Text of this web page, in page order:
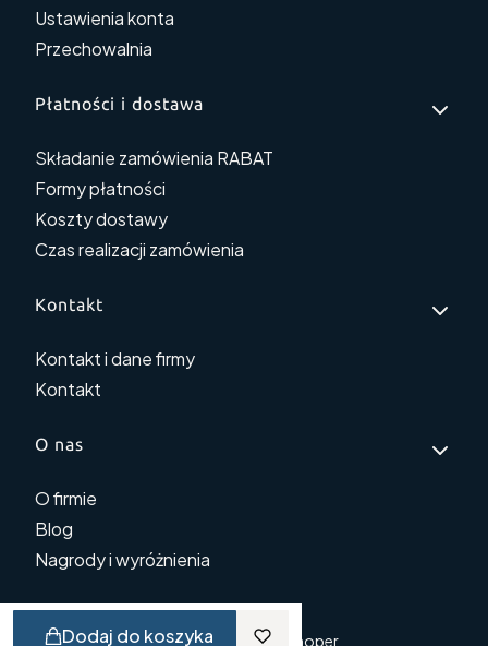
Ustawienia konta
Przechowalnia
Płatności i dostawa
Składanie zamówienia RABAT
Formy płatności
Koszty dostawy
Czas realizacji zamówienia
Kontakt
Kontakt i dane firmy
Kontakt
O nas
O firmie
Blog
Nagrody i wyróżnienia
© Copyright 2025 Shoper
Dodaj do koszyka